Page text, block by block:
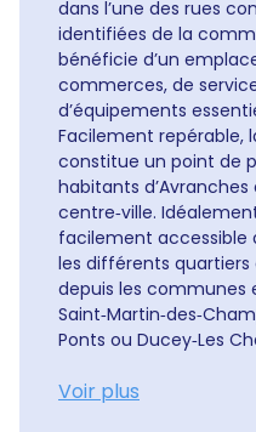
dans l’une des rues
identifiées de la
bénéficie d’un
commerces, de
d’équipements
Facilement repérable,
constitue un point de
habitants
centre‑ville.
facilement accessible
les différents quartiers
depuis les communes
Ponts ou Ducey‑Les
Voir plus